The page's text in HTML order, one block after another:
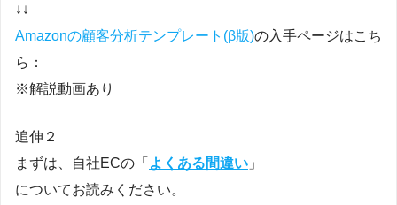
↓↓
Amazonの顧客分析テンプレート(β版)の入手ページはこち
ら：
※解説動画あり
追伸２
まずは、自社ECの「 よくある間違い 」
についてお読みください。